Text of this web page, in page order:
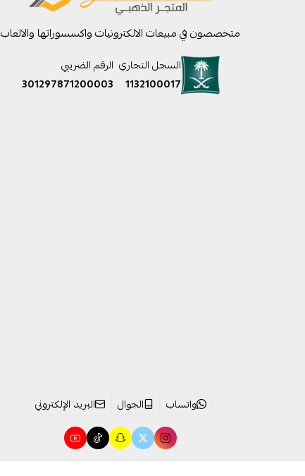
متخصصون في مبيعات الالكترونيات واكسسوراتها والالعاب
السجل التجاري
1132100017
الرقم الضريبي
301297871200003
واتساب الجوال البريد الإلكتروني